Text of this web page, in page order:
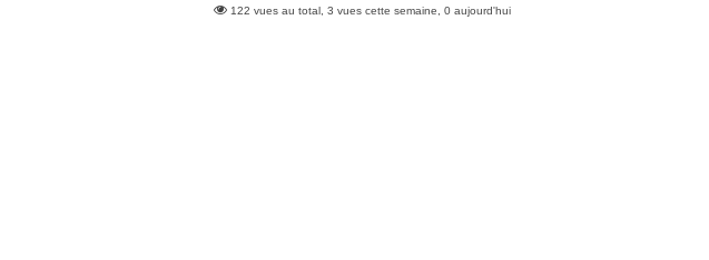
122 vues au total, 3 vues cette semaine, 0 aujourd'hui